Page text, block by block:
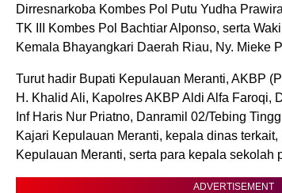
Dirresnarkoba Kombes Pol Putu Yudha
TK III Kombes Pol Bachtiar Alponso, serta
Kemala Bhayangkari Daerah Riau, Ny. Mieke
Turut hadir Bupati Kepulauan Meranti, AKBP
H. Khalid Ali, Kapolres AKBP Aldi Alfa Faroqi,
Inf Haris Nur Priatno, Danramil 02/Tebing
Kajari Kepulauan Meranti, kepala dinas
Kepulauan Meranti, serta para kepala sekolah
ADVERTISEMENT